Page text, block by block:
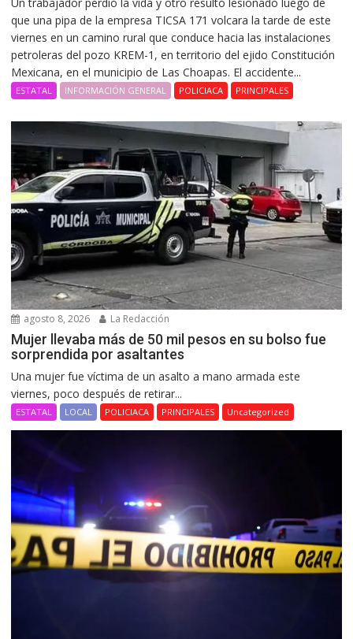
Un trabajador perdió la vida y otro resultó lesionado luego de
que una pipa de la empresa TICSA 171 volcara la tarde de este
viernes en un camino rural que conduce hacia las instalaciones
petroleras del pozo KREM-1, en territorio del ejido Constitución
Mexicana, en el municipio de Las Choapas. El accidente...
ESTATAL INFORMACIÓN GENERAL POLICIACA PRINCIPALES
agosto 8, 2026 La Redacción
Mujer llevaba más de 50 mil pesos en su bolso fue
sorprendida por asaltantes
Una mujer fue víctima de un asalto a mano armada este
viernes, poco después de retirar...
ESTATAL LOCAL POLICIACA PRINCIPALES Uncategorized